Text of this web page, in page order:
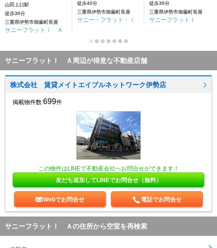
山田上口駅
徒歩36分
三重県伊勢市御薗町長屋
サニーフラットⅠ Ａ
徒歩40分
三重県伊勢市御薗町長屋
サニー・フラット・Ⅰ
徒歩36分
三重県伊勢市御薗町長屋
サニーフラットⅠ
サニーフラットⅠ Ａ周辺が得意な不動産店舗
株式会社 賃貸メイトエイブルネットワーク伊勢店
掲載物件数:699件
この物件はLINEで不動産会社へお問合せができます！
友だち追加してLINEでお問合せ（無料）
Webでお問合せ 電話でお問合せ
サニーフラットⅠ Ａの住所から空室を再検索